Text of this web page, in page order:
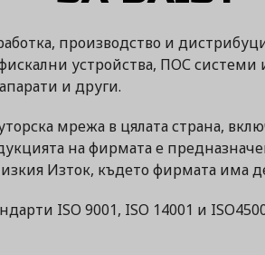
производство и
устройства, ПОС системи
и други.
мрежа в цялата страна,
на фирмата е
Изток, където фирмата има
ISO 9001, ISO 14001 и